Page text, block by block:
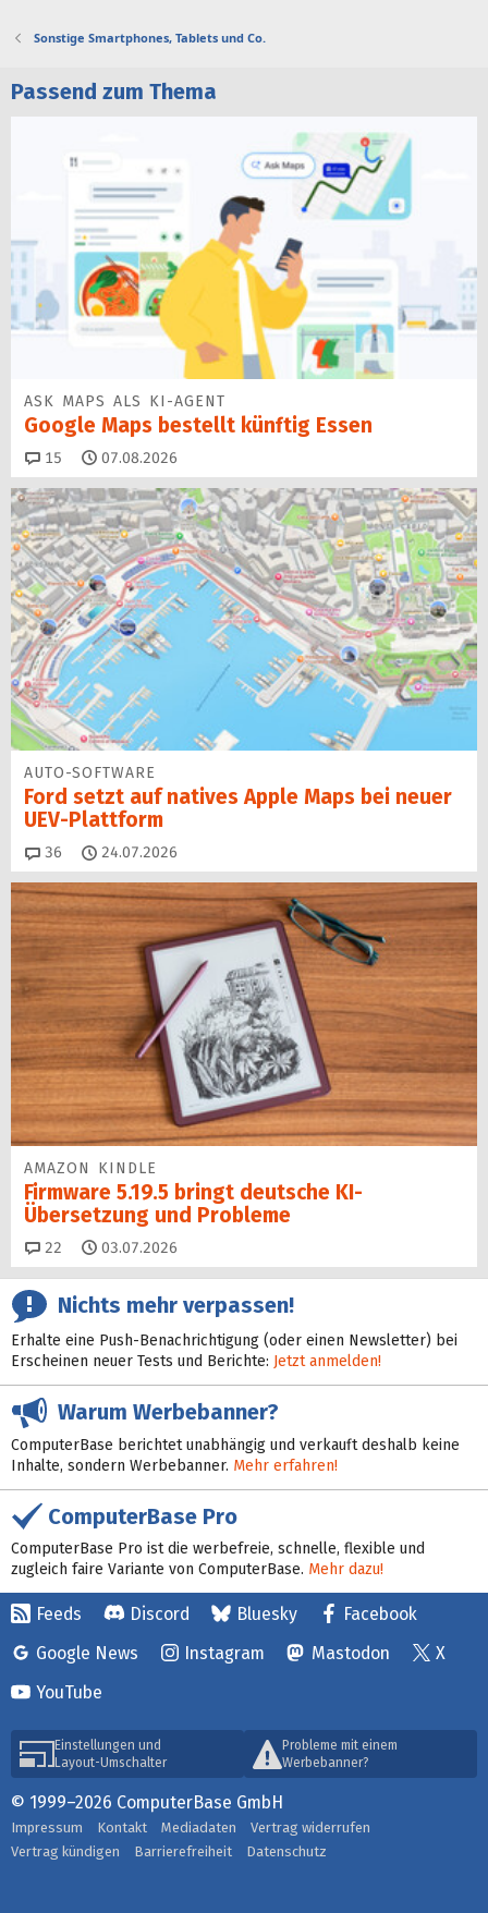
Sonstige Smartphones, Tablets und Co.
Passend zum Thema
ASK MAPS ALS KI-AGENT
Google Maps bestellt künftig Essen
15 Kommentare
07.08.2026
AUTO-SOFTWARE
Ford setzt auf natives Apple Maps bei neuer
UEV-Plattform
36 Kommentare
24.07.2026
AMAZON KINDLE
Firmware 5.19.5 bringt deutsche KI-
Übersetzung und Probleme
22 Kommentare
03.07.2026
Nichts mehr verpassen!
Erhalte eine Push-Benachrichtigung (oder einen Newsletter) bei
Erscheinen neuer Tests und Berichte: Jetzt anmelden!
Warum Werbebanner?
ComputerBase berichtet unabhängig und verkauft deshalb keine
Inhalte, sondern Werbebanner. Mehr erfahren!
ComputerBase Pro
ComputerBase Pro ist die werbefreie, schnelle, flexible und
zugleich faire Variante von ComputerBase. Mehr dazu!
Feeds Discord Bluesky
Facebook
Google News
Instagram Mastodon
X
YouTube
Einstellungen und
Layout-Umschalter
Probleme mit einem
Werbebanner?
© 1999–2026 ComputerBase GmbH
Impressum Kontakt Mediadaten
Vertrag widerrufen
Vertrag kündigen
Barrierefreiheit Datenschutz